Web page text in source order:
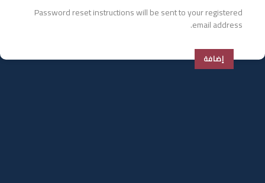
Password reset instructions will be sent to your registered
email address.